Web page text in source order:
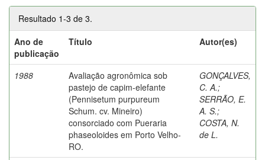
Resultado 1-3 de 3.
Ano de
publicação
Título Autor(es)
1988
Avaliação agronômica sob
pastejo de capim-elefante
(Pennisetum purpureum
Schum. cv. Mineiro)
consorciado com Pueraria
phaseoloides em Porto Velho-
RO.
GONÇALVES,
C. A.;
SERRÃO, E.
A. S.;
COSTA, N.
de L.